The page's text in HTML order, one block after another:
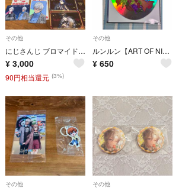
その他
にじさんじ ブロマイド アクリル チケット風 カード
¥ 3,000
90円相当還元 (3%)
その他
ルンルン【ART OF NIJISANJI】オフィシャルショップ特典ステッカー
¥ 650
その他 その他